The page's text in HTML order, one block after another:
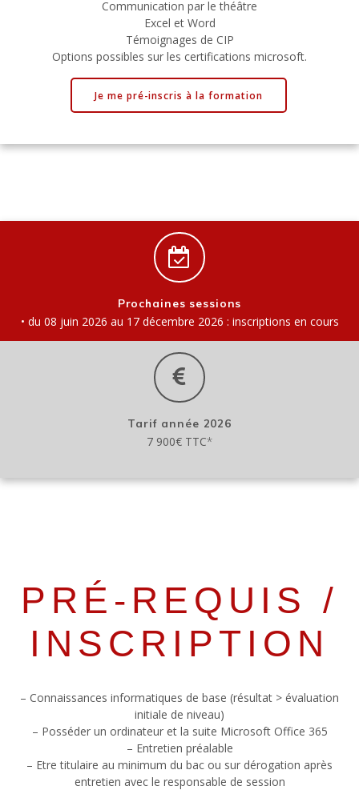
Communication par le théâtre
Excel et Word
Témoignages de CIP
Options possibles sur les certifications microsoft.
Je me pré-inscris à la formation
Prochaines sessions
• du 08 juin 2026 au 17 décembre 2026 : inscriptions en cours
Tarif année 2026
7 900€ TTC*
PRÉ-REQUIS /
INSCRIPTION
– Connaissances informatiques de base (résultat > évaluation
initiale de niveau)
– Posséder un ordinateur et la suite Microsoft Office 365
– Entretien préalable
– Etre titulaire au minimum du bac ou sur dérogation après
entretien avec le responsable de session